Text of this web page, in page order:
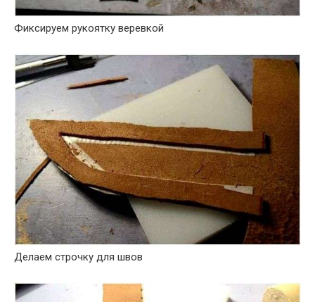
Фиксируем рукоятку веревкой
Делаем строчку для швов